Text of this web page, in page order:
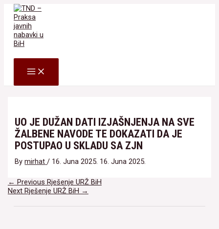
Skip
content
MAIN
MENU
UO JE DUŽAN DATI IZJAŠNJENJA NA SVE
ŽALBENE NAVODE TE DOKAZATI DA JE
POSTUPAO U SKLADU SA ZJN
Bymirhat / 16. Juna 2025. 16. Juna 2025.
Navigacija
članaka
← Previous Rješenje URŽ BiH
Next Rješenje URŽ BiH →